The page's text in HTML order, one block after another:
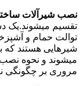
نصب شیرآلات
تقسیم میشوند.یک
توالت حمام و
شیرهایی هستند
میشوند و نحوه نصب
مروری بر چگونگی